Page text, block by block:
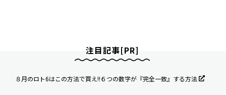
注目記事[PR]
８月のロト6はこの方法で買え!!６つの数字が『完全一致』する方法